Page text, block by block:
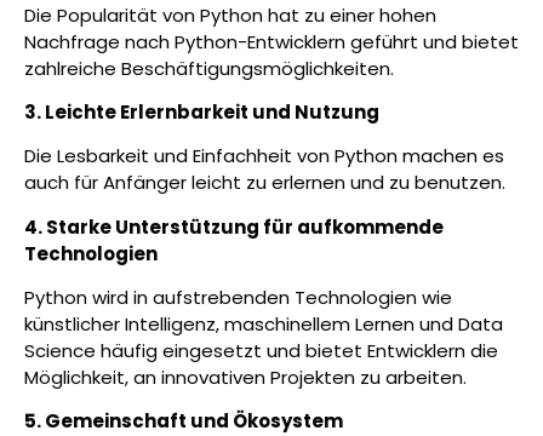
Die Popularität von Python hat zu einer hohen
Nachfrage nach Python-Entwicklern geführt und bietet
zahlreiche Beschäftigungsmöglichkeiten.
3. Leichte Erlernbarkeit und Nutzung
Die Lesbarkeit und Einfachheit von Python machen es
auch für Anfänger leicht zu erlernen und zu benutzen.
4. Starke Unterstützung für aufkommende
Technologien
Python wird in aufstrebenden Technologien wie
künstlicher Intelligenz, maschinellem Lernen und Data
Science häufig eingesetzt und bietet Entwicklern die
Möglichkeit, an innovativen Projekten zu arbeiten.
5. Gemeinschaft und Ökosystem